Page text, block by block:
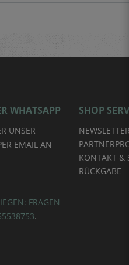
Analyse
WHATSAPP
UNSER
EMAIL AN
FRAGEN
.
SHOP
NEWSLETTER
KONTAKT &
RÜCKGABE